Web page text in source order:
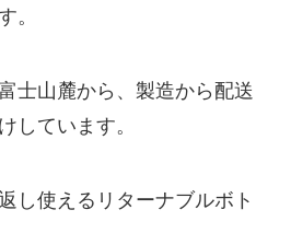
。
士山麓から、製造から配送
しています。
し使えるリターナブルボト